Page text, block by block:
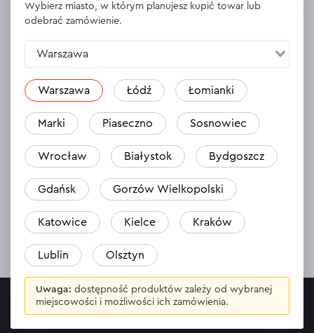
Darmowa dostawa 30 dni na zwrot towaru
Wygodna płatność
Profesjonalna usługa
INFORMACJE
Sklepy
Wybierz miasto, w którym planujesz kupić towar lub
odebrać zamówienie.
Warszawa
Warszawa Łódź Łomianki
Marki Piaseczno Sosnowiec
Wrocław Białystok Bydgoszcz
Gdańsk Gorzów Wielkopolski
Katowice Kielce Kraków
Lublin Olsztyn
Uwaga: dostępność produktów zależy od wybranej
miejscowości i możliwości ich zamówienia.